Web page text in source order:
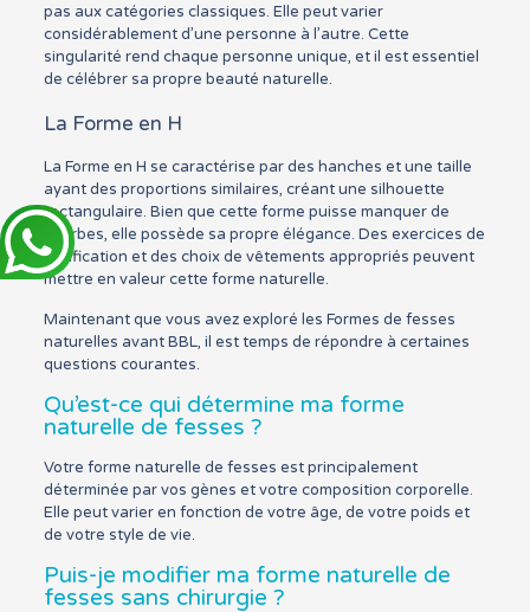
pas aux catégories classiques. Elle peut varier
considérablement d’une personne à l’autre. Cette
singularité rend chaque personne unique, et il est essentiel
de célébrer sa propre beauté naturelle.
La Forme en H
La Forme en H se caractérise par des hanches et une taille
ayant des proportions similaires, créant une silhouette
rectangulaire. Bien que cette forme puisse manquer de
courbes, elle possède sa propre élégance. Des exercices de
tonification et des choix de vêtements appropriés peuvent
mettre en valeur cette forme naturelle.
Maintenant que vous avez exploré les Formes de fesses
naturelles avant BBL, il est temps de répondre à certaines
questions courantes.
Qu’est-ce qui détermine ma forme
naturelle de fesses ?
Votre forme naturelle de fesses est principalement
déterminée par vos gènes et votre composition corporelle.
Elle peut varier en fonction de votre âge, de votre poids et
de votre style de vie.
Puis-je modifier ma forme naturelle de
fesses sans chirurgie ?